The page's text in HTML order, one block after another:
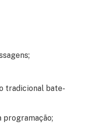
tradicional bate-
programação;